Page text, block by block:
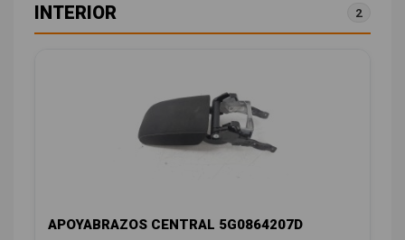
INTERIOR 2
APOYABRAZOS CENTRAL 5G0864207D